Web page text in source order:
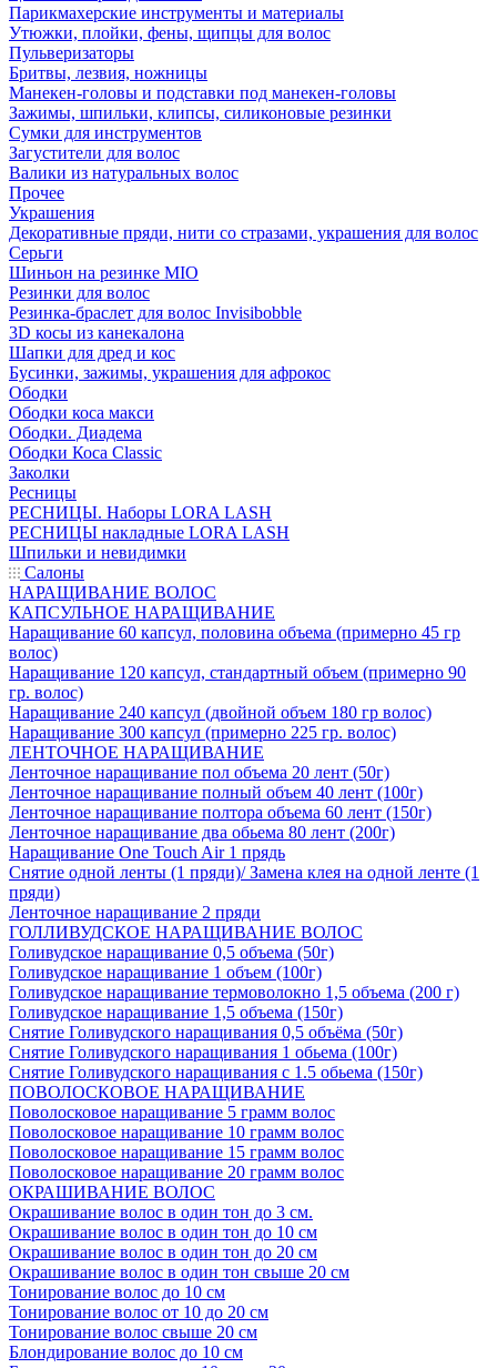
Парикмахерские инструменты и материалы
Утюжки, плойки, фены, щипцы для волос
Пульверизаторы
Бритвы, лезвия, ножницы
Манекен-головы и подставки под манекен-головы
Зажимы, шпильки, клипсы, силиконовые резинки
Сумки для инструментов
Загустители для волос
Валики из натуральных волос
Прочее
Украшения
Декоративные пряди, нити со стразами, украшения для волос
Серьги
Шиньон на резинке MIO
Резинки для волос
Резинка-браслет для волос Invisibobble
3D косы из канекалона
Шапки для дред и кос
Бусинки, зажимы, украшения для афрокос
Ободки
Ободки коса макси
Ободки. Диадема
Ободки Коса Classic
Заколки
Ресницы
РЕСНИЦЫ. Наборы LORA LASH
РЕСНИЦЫ накладные LORA LASH
Шпильки и невидимки
Салоны
НАРАЩИВАНИЕ ВОЛОС
КАПСУЛЬНОЕ НАРАЩИВАНИЕ
Наращивание 60 капсул, половина объема (примерно 45 гр
волос)
Наращивание 120 капсул, стандартный объем (примерно 90
гр. волос)
Наращивание 240 капсул (двойной объем 180 гр волос)
Наращивание 300 капсул (примерно 225 гр. волос)
ЛЕНТОЧНОЕ НАРАЩИВАНИЕ
Ленточное наращивание пол объема 20 лент (50г)
Ленточное наращивание полный объем 40 лент (100г)
Ленточное наращивание полтора объема 60 лент (150г)
Ленточное наращивание два обьема 80 лент (200г)
Наращивание One Touch Air 1 прядь
Снятие одной ленты (1 пряди)/ Замена клея на одной ленте (1
пряди)
Ленточное наращивание 2 пряди
ГОЛЛИВУДСКОЕ НАРАЩИВАНИЕ ВОЛОС
Голивудское наращивание 0,5 объема (50г)
Голивудское наращивание 1 объем (100г)
Голивудское наращивание термоволокно 1,5 объема (200 г)
Голивудское наращивание 1,5 объема (150г)
Снятие Голивудского наращивания 0,5 объёма (50г)
Снятие Голивудского наращивания 1 обьема (100г)
Снятие Голивудского наращивания с 1.5 обьема (150г)
ПОВОЛОСКОВОЕ НАРАЩИВАНИЕ
Поволосковое наращивание 5 грамм волос
Поволосковое наращивание 10 грамм волос
Поволосковое наращивание 15 грамм волос
Поволосковое наращивание 20 грамм волос
ОКРАШИВАНИЕ ВОЛОС
Окрашивание волос в один тон до 3 см.
Окрашивание волос в один тон до 10 см
Окрашивание волос в один тон до 20 см
Окрашивание волос в один тон свыше 20 см
Тонирование волос до 10 см
Тонирование волос от 10 до 20 см
Тонирование волос свыше 20 см
Блондирование волос до 10 см